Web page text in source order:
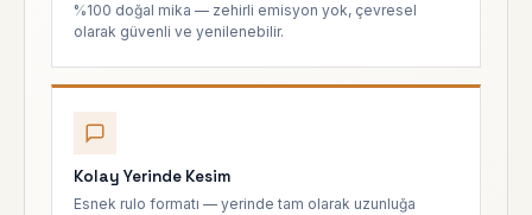
%100 doğal mika — zehirli emisyon yok, çevresel
olarak güvenli ve yenilenebilir.
Kolay Yerinde Kesim
Esnek rulo formatı — yerinde tam olarak uzunluğa